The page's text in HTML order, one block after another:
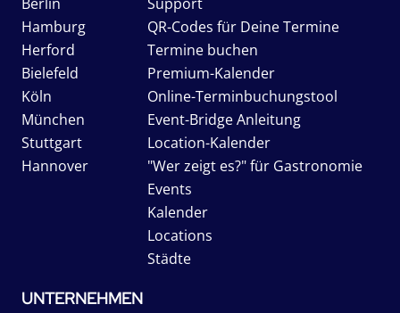
Hamburg
Herford
Bielefeld
Köln
München
Stuttgart
Hannover
QR-Codes für Deine Termine
Termine buchen
Premium-Kalender
Online-Terminbuchungstool
Event-Bridge Anleitung
Location-Kalender
"Wer zeigt es?" für Gastronomie
Events
Kalender
Locations
Städte
UNTERNEHMEN